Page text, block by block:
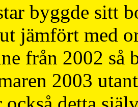
byggde sitt
jämfört med
från 2002 så
2003